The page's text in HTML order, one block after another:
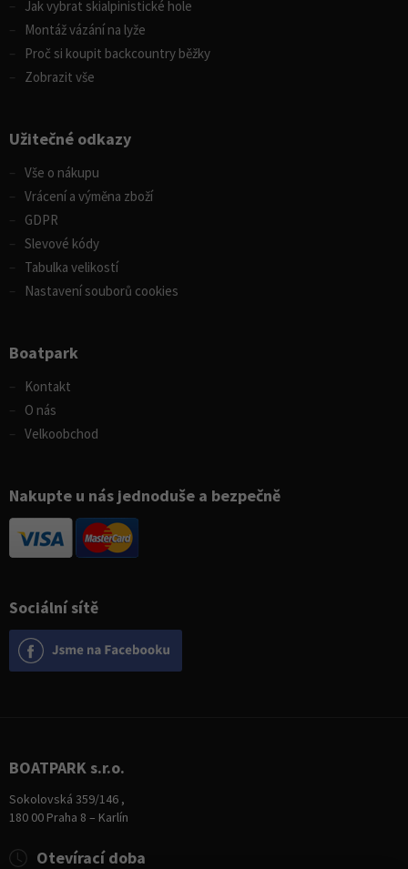
Sociální sítě
Jak vybrat skialpinistické hole
Montáž vázání na lyže
Proč si koupit backcountry běžky
Zobrazit vše
Užitečné odkazy
Vše o nákupu
Vrácení a výměna zboží
GDPR
Slevové kódy
Tabulka velikostí
Nastavení souborů cookies
Boatpark
Kontakt
O nás
Velkoobchod
Nakupte u nás jednoduše a bezpečně
BOATPARK s.r.o.
Sokolovská 359/146 ,
180 00 Praha 8 – Karlín
Otevírací doba